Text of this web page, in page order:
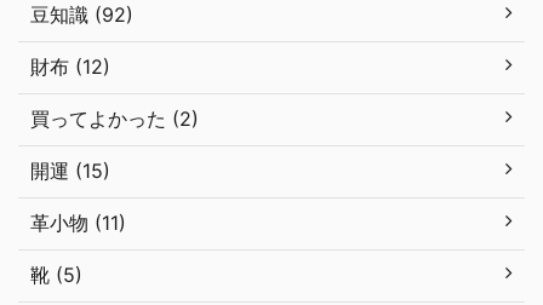
豆知識 (92)
財布 (12)
買ってよかった (2)
開運 (15)
革小物 (11)
靴 (5)